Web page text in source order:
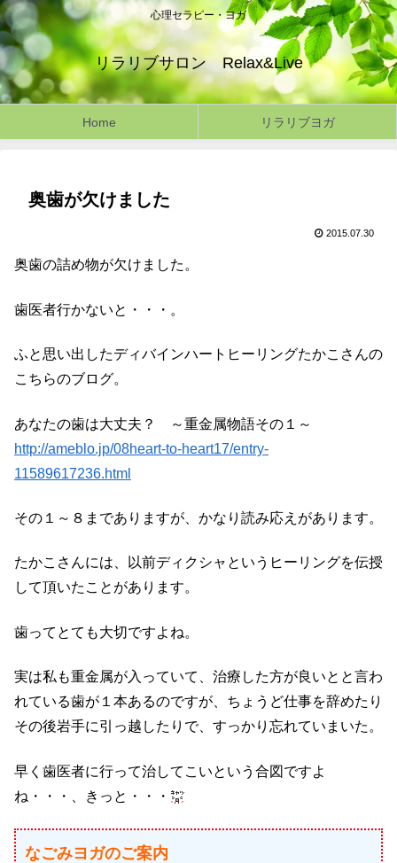
心理セラピー・ヨガ
リラリブサロン Relax&Live
Home リラリブヨガ
奥歯が欠けました
2015.07.30
奥歯の詰め物が欠けました。
歯医者行かないと・・・。
ふと思い出したディバインハートヒーリングたかこさんの
こちらのブログ。
あなたの歯は大丈夫？ ～重金属物語その１～
http://ameblo.jp/08heart-to-heart17/entry-
11589617236.html
その１～８までありますが、かなり読み応えがあります。
たかこさんには、以前ディクシャというヒーリングを伝授
して頂いたことがあります。
歯ってとても大切ですよね。
実は私も重金属が入っていて、治療した方が良いとと言わ
れている歯が１本あるのですが、ちょうど仕事を辞めたり
その後岩手に引っ越したりで、すっかり忘れていまいた。
早く歯医者に行って治してこいという合図ですよ
ね・・・、きっと・・・
なごみヨガのご案内